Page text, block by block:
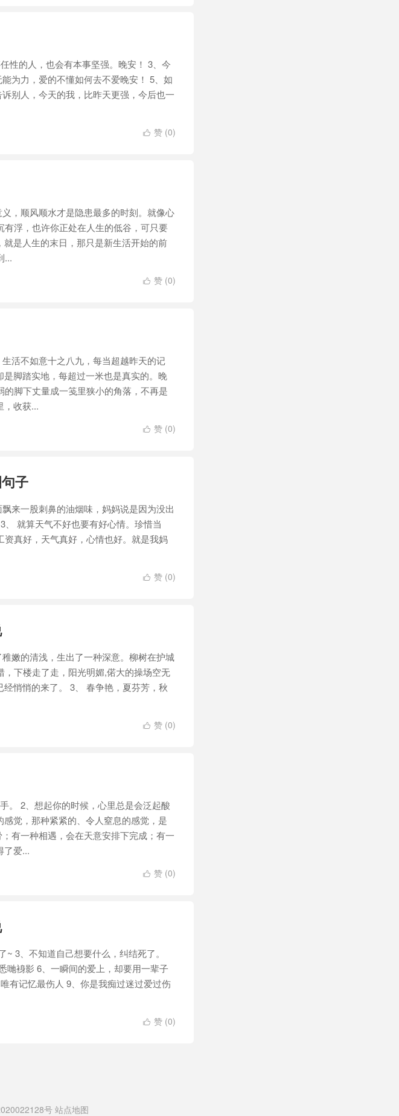
的人，也会有本事坚强。晚安！ 3、今
为力，爱的不懂如何去不爱晚安！ 5、如
别人，今天的我，比昨天更强，今后也一
 赞 (0)
，顺风顺水才是隐患最多的时刻。就像心
浮，也许你正处在人生的低谷，可只要
是人生的末日，那只是新生活开始的前
...
 赞 (0)
活不如意十之八九，每当超越昨天的记
脚踏实地，每超过一米也是真实的。晚
脚下丈量成一笺里狭小的角落，不再是
，收获...
 赞 (0)
子
来一股刺鼻的油烟味，妈妈说是因为没出
就算天气不好也要有好心情。珍惜当
真好，天气真好，心情也好。就是我妈
 赞 (0)
嫩的清浅，生出了一种深意。柳树在护城
下楼走了走，阳光明媚,偌大的操场空无
悄悄的来了。 3、 春争艳，夏芬芳，秋
 赞 (0)
2、想起你的时候，心里总是会泛起酸
觉，那种紧紧的、令人窒息的感觉，是
有一种相遇，会在天意安排下完成；有一
了爱...
 赞 (0)
3、不知道自己想要什么，纠结死了。
哋裑影 6、一瞬间的爱上，却要用一辈子
有记忆最伤人 9、你是我痴过迷过爱过伤
 赞 (0)
号 站点地图